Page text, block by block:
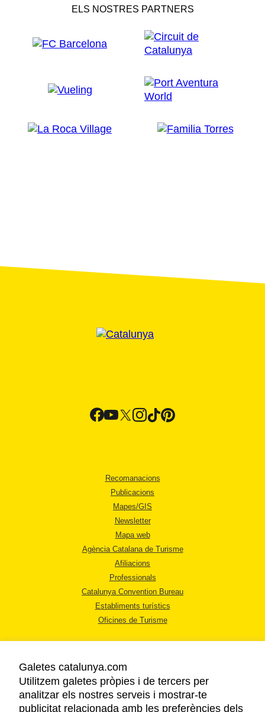
ELS NOSTRES PARTNERS
Recomanacions
Publicacions
Mapes/GIS
Newsletter
Mapa web
Agència Catalana de Turisme
Afiliacions
Professionals
Catalunya Convention Bureau
Establiments turístics
Oficines de Turisme
AVÍS LEGAL
Galetes catalunya.com
Utilitzem galetes pròpies i de tercers per
analitzar els nostres serveis i mostrar-te
publicitat relacionada amb les preferències dels